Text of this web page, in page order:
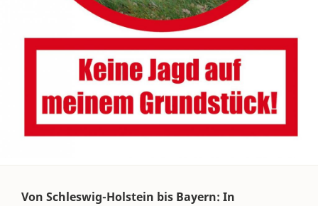
Von Schleswig-Holstein bis Bayern: In